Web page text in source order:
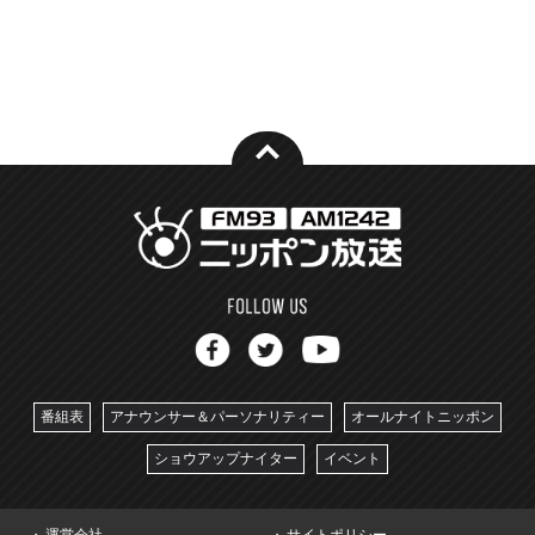
番組表 アナウンサー＆パーソナリティー オールナイトニッポン
ショウアップナイター イベント